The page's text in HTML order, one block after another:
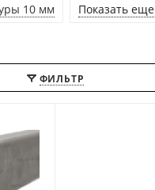
10 мм Показать еще
ФИЛЬТР